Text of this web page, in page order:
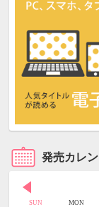
発売カレ
SUN MON